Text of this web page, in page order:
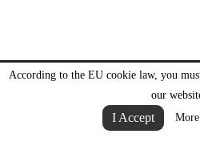
According to the EU cookie law, you
our
I Accept